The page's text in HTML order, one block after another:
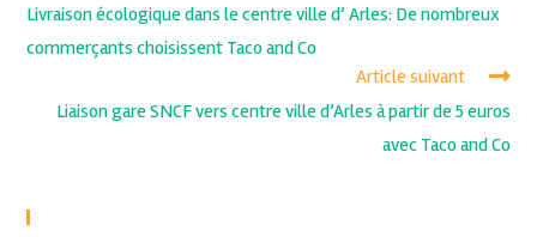
Livraison écologique dans le centre ville d’ Arles: De nombreux
commerçants choisissent Taco and Co
Article suivant
Liaison gare SNCF vers centre ville d’Arles à partir de 5 euros
avec Taco and Co